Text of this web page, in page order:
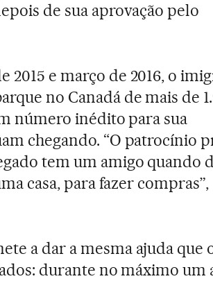
de sua aprovação pelo
2015 e março de 2016, o
no Canadá de mais de
número inédito para sua
chegando. “O patrocínio
tem um amigo quando
casa, para fazer compras”,
a dar a mesma ajuda que
durante no máximo um